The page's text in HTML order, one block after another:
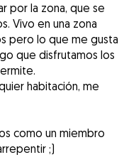
por la zona, que se
Vivo en una zona
pero lo que me gusta
que disfrutamos los
habitación, me
como un miembro
;)